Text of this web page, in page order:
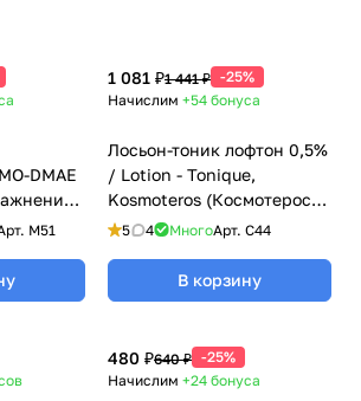
DMAE
M51
1 081 ₽1 441 ₽ -25%
Начислим +54 бонуса
Лосьон-тоник лофтон 0,5%
/ Lotion - Tonique,
Kosmoteros (Космотерос),
6 мл
5 4 МногоАрт. C44
В корзину
480 ₽640 ₽ -25%
Начислим +24 бонуса